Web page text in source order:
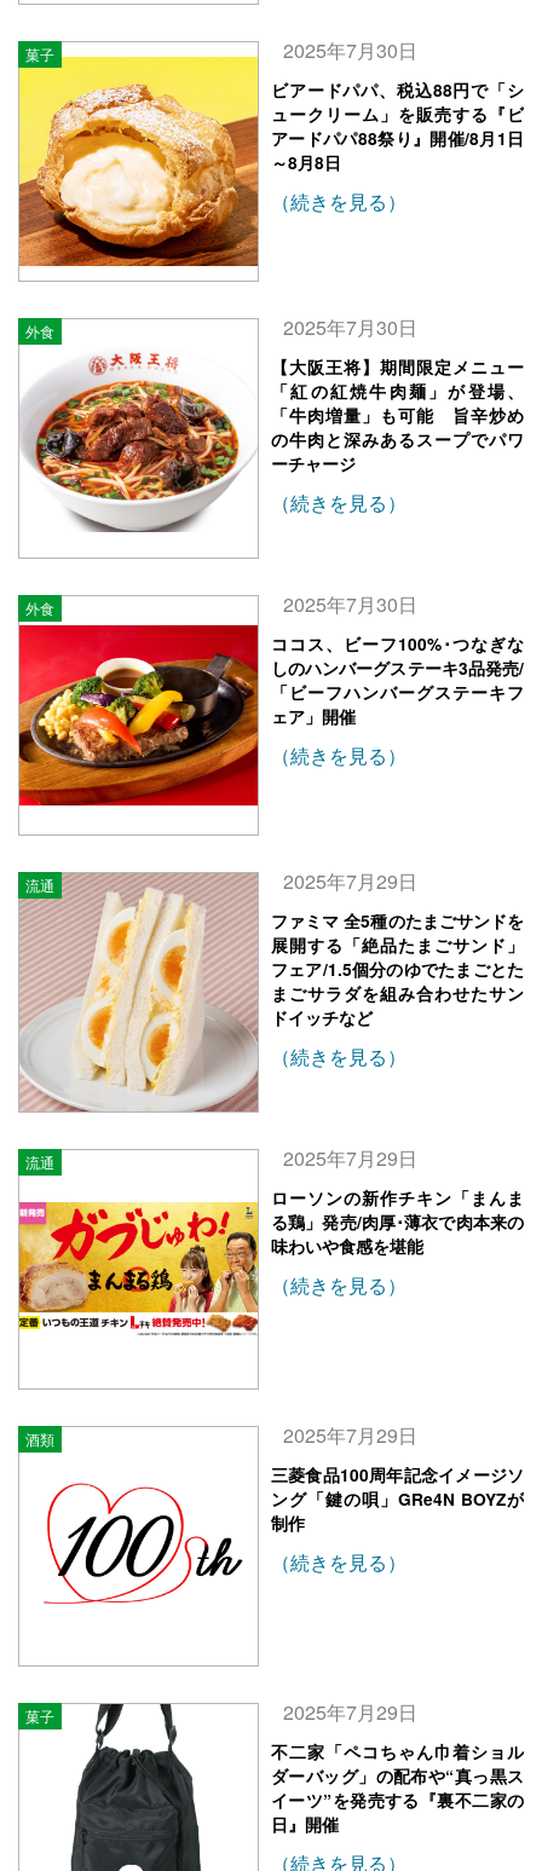
菓子 2025年7月30日
ビアードパパ、税込88円で「シ
ュークリーム」を販売する『ビ
アードパパ88祭り』開催/8月1日
～8月8日
（続きを見る）
外食 2025年7月30日
【大阪王将】期間限定メニュー
「紅の紅焼牛肉麺」が登場、
「牛肉増量」も可能 旨辛炒め
の牛肉と深みあるスープでパワ
ーチャージ
（続きを見る）
外食 2025年7月30日
ココス、ビーフ100%･つなぎな
しのハンバーグステーキ3品発売/
「ビーフハンバーグステーキフ
ェア」開催
（続きを見る）
流通 2025年7月29日
ファミマ 全5種のたまごサンドを
展開する「絶品たまごサンド」
フェア/1.5個分のゆでたまごとた
まごサラダを組み合わせたサン
ドイッチなど
（続きを見る）
流通 2025年7月29日
ローソンの新作チキン「まんま
る鶏」発売/肉厚･薄衣で肉本来の
味わいや食感を堪能
（続きを見る）
酒類 2025年7月29日
三菱食品100周年記念イメージソ
ング「鍵の唄」GRe4N BOYZが
制作
（続きを見る）
菓子 2025年7月29日
不二家「ペコちゃん巾着ショル
ダーバッグ」の配布や“真っ黒ス
イーツ”を発売する『裏不二家の
日』開催
（続きを見る）